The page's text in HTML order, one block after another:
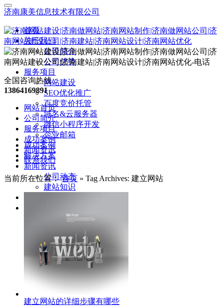
济南康美信息技术有限公司
首页
关于我们
公司简介
公司优势
服务项目
网站建设
SEO优化推广
百度竞价托管
域名&云服务器
微信小程序开发
企业邮箱
成功案例
解决方案
新闻资讯
公司动态
建站知识
全国咨询热线：
13864169891
网站首页
公司简介
服务项目
成功案例
新闻资讯
联系我们
当前所在位置：首页 » Tag Archives: 建立网站
建立网站的详细步骤有哪些